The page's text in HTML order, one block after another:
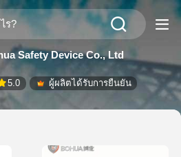
Safety Device Co., Ltd
5.0 ผู้ผลิตได้รับการยืนยัน